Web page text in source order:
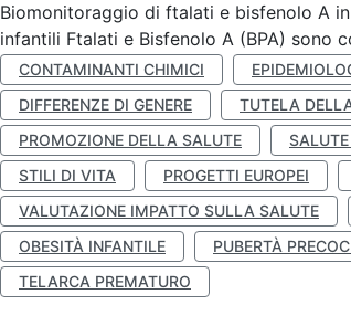
Biomonitoraggio di ftalati e bisfenolo A
infantili Ftalati e Bisfenolo A (BPA) sono
CONTAMINANTI CHIMICI
DIFFERENZE DI GENERE
TUTELA
PROMOZIONE DELLA SALUTE
STILI DI VITA
PROGETTI EUROPEI
VALUTAZIONE IMPATTO SULLA SALUTE
OBESITÀ INFANTILE
PUBERTÀ
TELARCA PREMATURO